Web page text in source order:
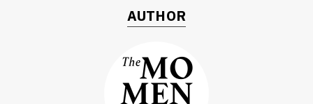
AUTHOR